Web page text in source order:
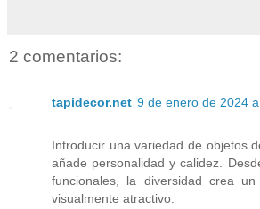
2 comentarios:
tapidecor.net 9 de enero de 2024
Introducir una variedad de objetos
añade personalidad y calidez.
funcionales, la diversidad crea
visualmente atractivo.